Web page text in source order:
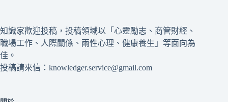
知識家歡迎投稿，投稿領域以「心靈勵志、商管財經、
職場工作、人際關係、兩性心理、健康養生」等面向為
佳。
投稿請來信：knowledger.service@gmail.com